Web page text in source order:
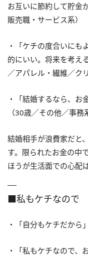
お互いに節約して貯金
販売職・サービス系）
・「ケチの度合いにも
的にいい。将来を考え
／アパレル・繊維／ク
・「結婚するなら、お
（30歳／その他／事務
結婚相手が浪費家だと
す。限られたお金の中
ほうが生活面での心配
■私もケチなので
・「自分もケチだから
・「私もケチなので、